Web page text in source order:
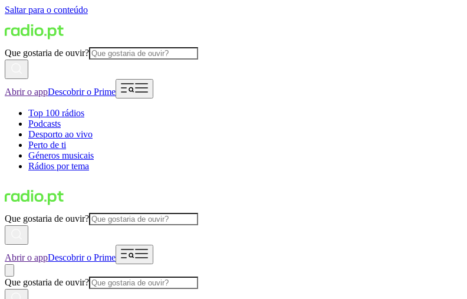
Saltar para o conteúdo
Que gostaria de ouvir?
Abrir o appDescobrir o Prime
Top 100 rádios
Podcasts
Desporto ao vivo
Perto de ti
Géneros musicais
Rádios por tema
Que gostaria de ouvir?
Abrir o appDescobrir o Prime
Que gostaria de ouvir?